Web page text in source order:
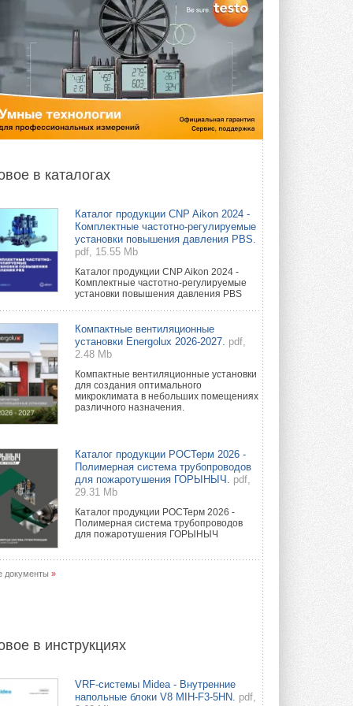
в каталогах
Каталог продукции CNP Aikon 2024 -
Комплектные частотно-регулируемые
установки повышения давления PBS.
pdf, 15.55 Mb
Каталог продукции CNP Aikon 2024 -
Комплектные частотно-регулируемые
установки повышения давления PBS
Компактные вентиляционные
установки Energolux 2026-2027. pdf,
2.48 Mb
Компактные вентиляционные установки
для создания оптимального
микроклимата в небольших помещениях
различного назначения.
Каталог продукции РОСТерм 2026 -
Полимерная система трубопроводов
для пожаротушения ГОРЫНЫЧ.
pdf,
29.31 Mb
Каталог продукции РОСТерм 2026 -
Полимерная система трубопроводов
для пожаротушения ГОРЫНЫЧ
документы »
в инструкциях
VRF-системы Midea - Внутренние
напольные блоки V8 MIH-F3-5HN. pdf,